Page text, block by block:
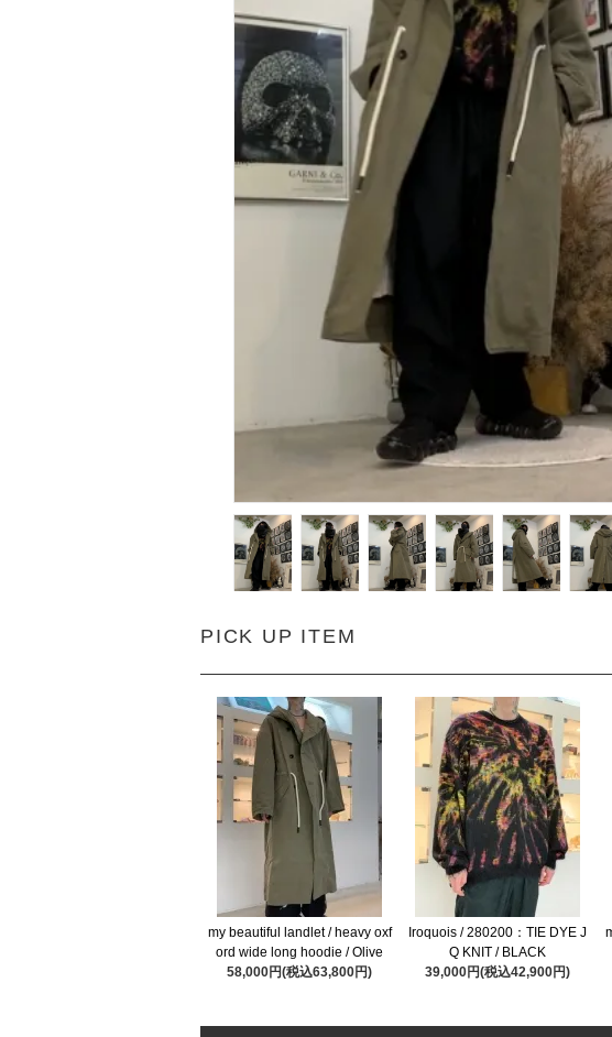
PICK UP ITEM
my beautiful landlet / heavy oxf
ord wide long hoodie / Olive
58,000円(税込63,800円)
Iroquois / 280200：TIE DYE J
Q KNIT / BLACK
39,000円(税込42,900円)